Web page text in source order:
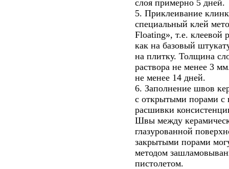
слоя примерно 5 дней.
5. Приклеивание
специальный клей
Floating», т.е. клеевой
как на базовый
на плитку. Толщина
раствора не менее 3
не менее 14 дней.
6. Заполнение швов
с открытыми порами
расшивки
Швы между
глазурованной
закрытыми порами
методом
пистолетом.